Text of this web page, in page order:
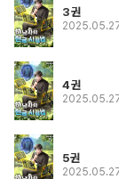
3권
4권
5권